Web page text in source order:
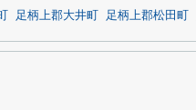
足柄上郡大井町 足柄上郡松田町